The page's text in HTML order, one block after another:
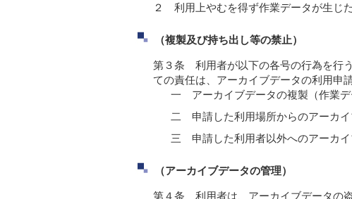
２ 利用上やむを得ず作業データが生じ
（複製及び持ち出し等の禁止）
第３条 利用者が以下の各号の行為を行
ての責任は、アーカイブデータの利用申
一 アーカイブデータの複製（作業デ
二 申請した利用場所からのアーカイ
三 申請した利用者以外へのアーカ
（アーカイブデータの管理）
第４条 利用者は、アーカイブデータの